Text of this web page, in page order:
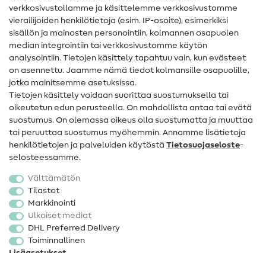
Ompelusanasto
Ompeluohjeet
Apua ja yhteystiedot
Yhteystiedot
Tietoa omistajanvaihdoksesta
Peruutusoikeus
Suosittu
Kankaat
Ompelutarvikkeet
Ale
verkkosivustollamme ja käsittelemme verkkosivustomme
vierailijoiden henkilötietoja (esim. IP-osoite), esimerkiksi
sisällön ja mainosten personointiin, kolmannen osapuolen
median integrointiin tai verkkosivustomme käytön
analysointiin. Tietojen käsittely tapahtuu vain, kun evästeet
on asennettu. Jaamme nämä tiedot kolmansille osapuolille,
jotka mainitsemme asetuksissa.
Tietojen käsittely voidaan suorittaa suostumuksella tai
oikeutetun edun perusteella. On mahdollista antaa tai evätä
suostumus. On olemassa oikeus olla suostumatta ja muuttaa
tai peruuttaa suostumus myöhemmin. Annamme lisätietoja
henkilötietojen ja palveluiden käytöstä Tietosuojaseloste-
selosteessamme.
Välttämätön
Tilastot
Markkinointi
Ulkoiset mediat
DHL Preferred Delivery
Toiminnallinen